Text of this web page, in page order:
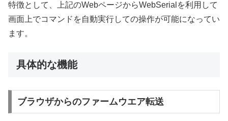
特徴として、上記のWebページからWebSerialを利用して
画面上でコマンドを自動実行しての操作が可能になってい
ます。
具体的な機能
ブラウザからのファームウエア転送